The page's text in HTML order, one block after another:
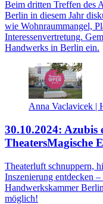
Beim dritten Treffen des
Berlin in diesem Jahr
wie Wohnraummangel,
Interessenvertretung.
Handwerks in Berlin ein.
Anna Vaclavicek |
30.10.2024: Azubis
TheatersMagische
Theaterluft schnuppern,
Inszenierung entdecken
Handwerkskammer
möglich!